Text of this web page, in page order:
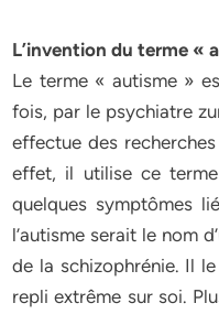
L’invention du terme «
Le terme « autisme »
fois, par le psychiatre
effectue des
effet, il utilise ce
quelques symptômes
l’autisme serait le nom
de la schizophrénie. Il
repli extrême sur soi.